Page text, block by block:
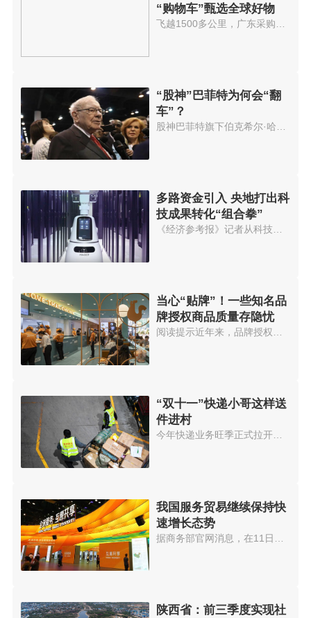
“购物车”甄选全球好物
“股神”巴菲特为何会“翻
车”？
多路资金引入 央地打出科
技成果转化“组合拳”
当心“贴牌”！一些知名品
牌授权商品质量存隐忧
阅读提示近年来，品牌授权成为一...
“双十一”快递小哥这样送
件进村
今年快递业务旺季正式拉开帷幕。...
我国服务贸易继续保持快
速增长态势
陕西省：前三季度实现社